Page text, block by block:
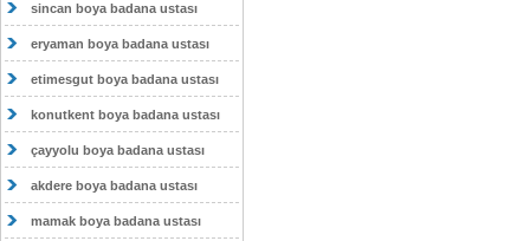
sincan boya badana ustası
eryaman boya badana ustası
etimesgut boya badana ustası
konutkent boya badana ustası
çayyolu boya badana ustası
akdere boya badana ustası
mamak boya badana ustası